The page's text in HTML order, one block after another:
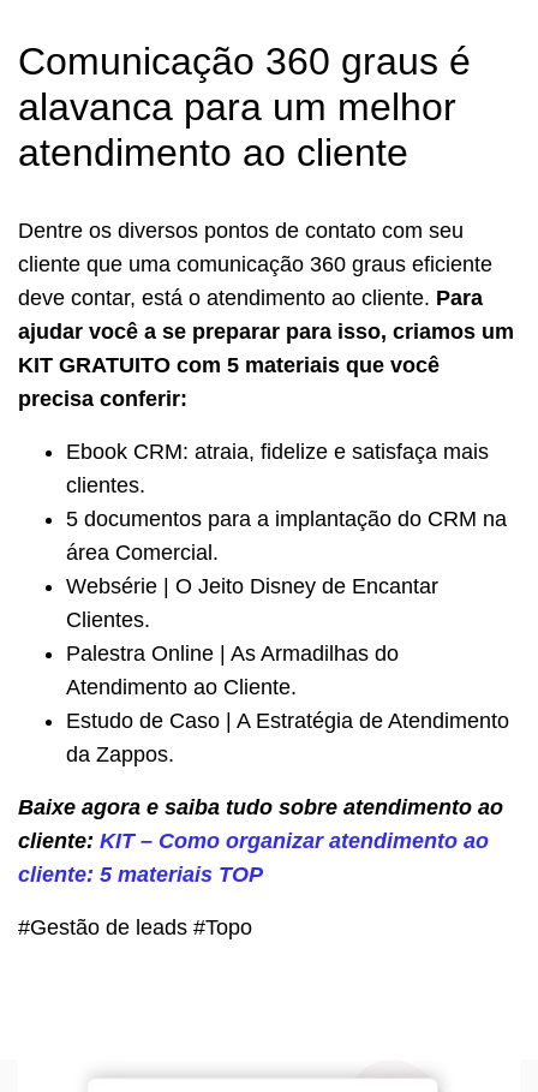
Comunicação 360 graus é
alavanca para um melhor
atendimento ao cliente
Dentre os diversos pontos de contato com seu
cliente que uma comunicação 360 graus eficiente
deve contar, está o atendimento ao cliente. Para
ajudar você a se preparar para isso, criamos um
KIT GRATUITO com 5 materiais que você
precisa conferir:
Ebook CRM: atraia, fidelize e satisfaça mais
clientes.
5 documentos para a implantação do CRM na
área Comercial.
Websérie | O Jeito Disney de Encantar
Clientes.
Palestra Online | As Armadilhas do
Atendimento ao Cliente.
Estudo de Caso | A Estratégia de Atendimento
da Zappos.
Baixe agora e saiba tudo sobre atendimento ao
cliente: KIT – Como organizar atendimento ao
cliente: 5 materiais TOP
#Gestão de leads #Topo